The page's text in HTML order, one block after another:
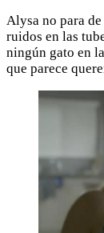
Alysa no para
ruidos en las
ningún gato en
que parece